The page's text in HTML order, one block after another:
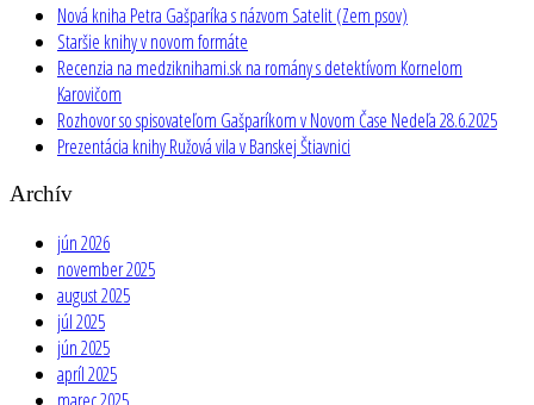
Nová kniha Petra Gašparíka s názvom Satelit (Zem psov)
Staršie knihy v novom formáte
Recenzia na medziknihami.sk na romány s detektívom Kornelom
Karovičom
Rozhovor so spisovateľom Gašparíkom v Novom Čase Nedeľa 28.6.2025
Prezentácia knihy Ružová vila v Banskej Štiavnici
Archív
jún 2026
november 2025
august 2025
júl 2025
jún 2025
apríl 2025